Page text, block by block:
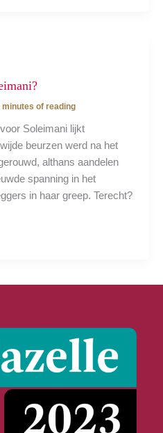
minutes of reading
Soleimani lijkt
beurzen werd na het
althans aandelen
spanning in het
in haar greep. Terecht?